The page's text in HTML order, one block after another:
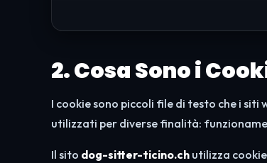
2. Cosa Sono i
I cookie sono piccoli file di testo che i
utilizzati per diverse finalità:
Il sito dog-sitter-ticino.ch utilizza